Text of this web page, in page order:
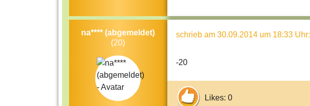
na**** (abgemeldet)
(20)
schrieb am 30.09.2014 um 18:33 Uhr:
-20
Likes: 0